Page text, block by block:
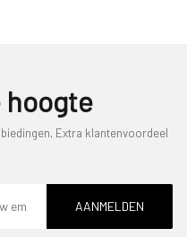
hoogte
Extra klantenvoordeel
AANMELDEN